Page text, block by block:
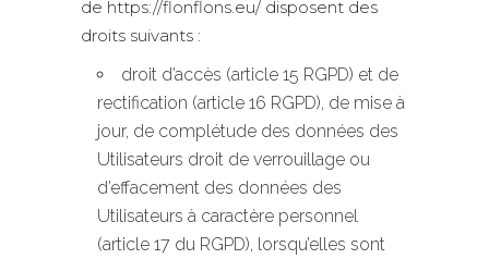
de https://flonflons.eu/ disposent des
droits suivants :
droit d’accès (article 15 RGPD) et de
rectification (article 16 RGPD), de mise à
jour, de complétude des données des
Utilisateurs droit de verrouillage ou
d’effacement des données des
Utilisateurs à caractère personnel
(article 17 du RGPD), lorsqu’elles sont